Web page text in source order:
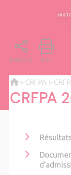
PARTAGE PDF
> CRFPA >
CRFPA